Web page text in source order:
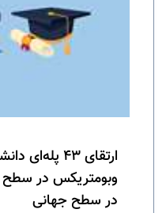
ارتقای 43
در سطح جهانی